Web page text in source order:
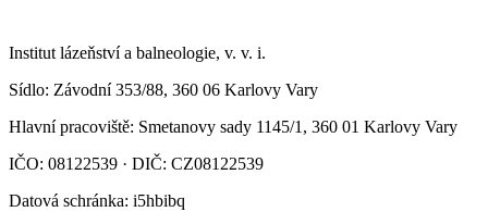
Institut lázeňství a balneologie, v. v. i.
Sídlo: Závodní 353/88, 360 06 Karlovy Vary
Hlavní pracoviště: Smetanovy sady 1145/1, 360 01 Karlovy Vary
IČO: 08122539 · DIČ: CZ08122539
Datová schránka: i5hbibq